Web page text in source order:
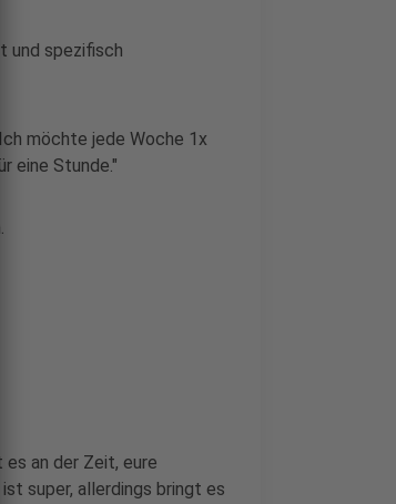
und spezifisch
möchte jede Woche 1x
eine Stunde."
an der Zeit, eure
super, allerdings bringt es